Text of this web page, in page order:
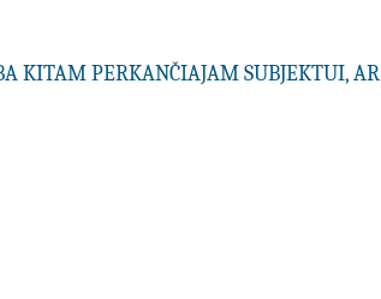
KITAM PERKANČIAJAM SUBJEKTUI, AR